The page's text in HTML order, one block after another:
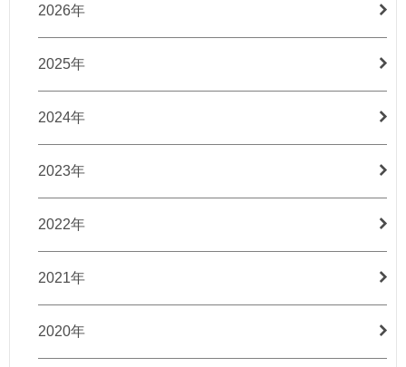
2026年
2025年
2024年
2023年
2022年
2021年
2020年